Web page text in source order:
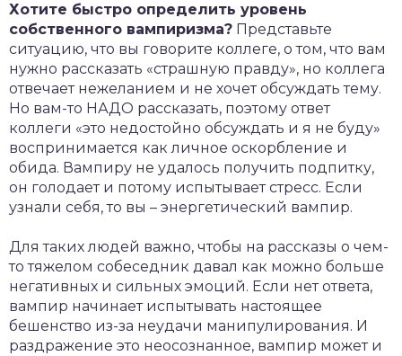
Хотите быстро определить уровень
собственного вампиризма? Представьте
ситуацию, что вы говорите коллеге, о том, что вам
нужно рассказать «страшную правду», но коллега
отвечает нежеланием и не хочет обсуждать тему.
Но вам-то НАДО рассказать, поэтому ответ
коллеги «это недостойно обсуждать и я не буду»
воспринимается как личное оскорбление и
обида. Вампиру не удалось получить подпитку,
он голодает и потому испытывает стресс. Если
узнали себя, то вы – энергетический вампир.
Для таких людей важно, чтобы на рассказы о чем-
то тяжелом собеседник давал как можно больше
негативных и сильных эмоций. Если нет ответа,
вампир начинает испытывать настоящее
бешенство из-за неудачи манипулирования. И
раздражение это неосознанное, вампир может и